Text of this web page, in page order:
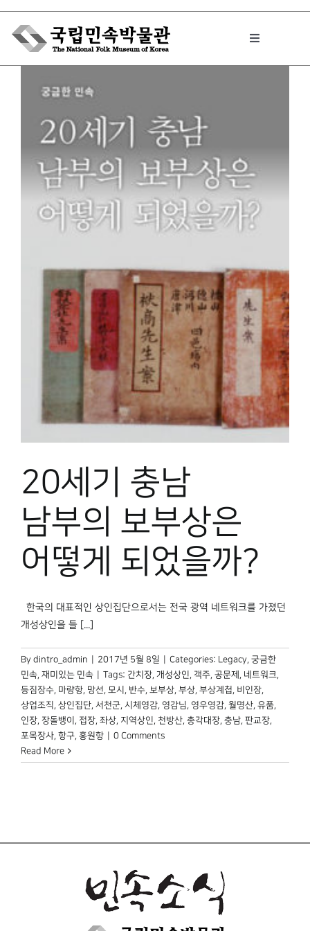
Skip
content
Toggle
박물관에서는
민속이야기
민속 인사이드
박물관 홈페이지
20세기 충남
남부의 보부상은
어떻게 되었을까?
한국의 대표적인 상인집단으로서는 전국 광역 네트워크를 가졌던
개성상인을 들 [...]
By dintro_admin 2017년 5월 8일 Categories: Legacy, 궁금한
민속, 재미있는 민속 Tags: 간치장, 개성상인, 객주, 공문제 , 네트워크,
등짐장수, 마량항, 망선, 모시 , 반수, 보부상, 부상, 부상계첩, 비인장,
상업조직, 상인집단, 서천군, 시체영감, 영감님, 영우영감, 월명산, 유품,
인장, 장돌뱅이 , 접장, 좌상, 지역상인, 천방산, 총각대장, 충남, 판교장,
포목장사, 항구, 홍원항
0 Comments
Read More